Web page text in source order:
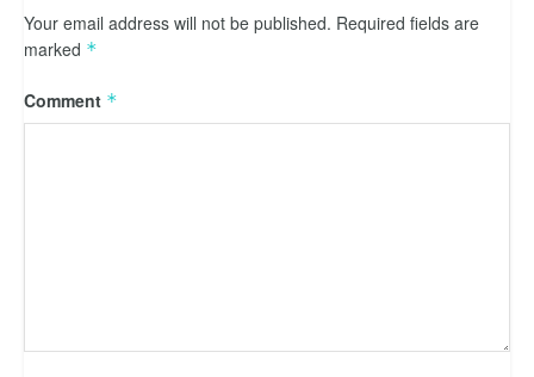
Your email address will not be published. Required fields are
marked *
Comment *